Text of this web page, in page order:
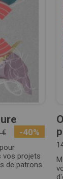
€ -40%
vos projets
de patrons.